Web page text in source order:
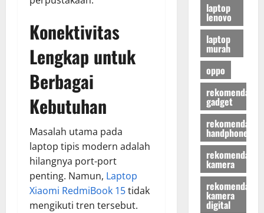
Konektivitas
Lengkap untuk
Berbagai
Kebutuhan
Masalah utama pada
laptop tipis modern adalah
hilangnya port-port
penting. Namun, Laptop
Xiaomi RedmiBook 15tidak
mengikuti tren tersebut.
laptop
lenovo
laptop
murah
oppo
rekomendasi
gadget
rekomendasi
handphone
rekomendasi
kamera
rekomendasi
kamera
digital